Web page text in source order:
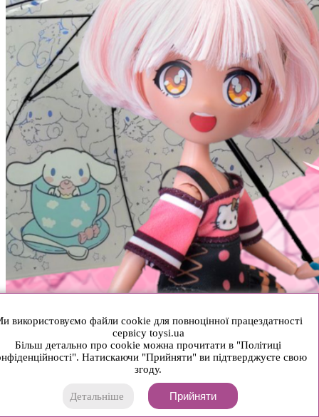
використовуємо файли cookie для повноцінної працездатності
сервісу toysi.ua
Більш детально про cookie можна прочитати в "Політиці
Натискаючи "Прийняти" ви підтверджуєте свою
згоду.
Детальніше Прийняти